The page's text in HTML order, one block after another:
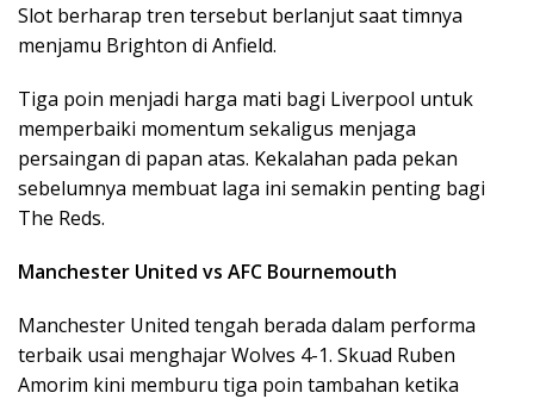
Slot berharap tren tersebut berlanjut saat timnya
menjamu Brighton di Anfield.
Tiga poin menjadi harga mati bagi Liverpool untuk
memperbaiki momentum sekaligus menjaga
persaingan di papan atas. Kekalahan pada pekan
sebelumnya membuat laga ini semakin penting bagi
The Reds.
Manchester United vs AFC Bournemouth
Manchester United tengah berada dalam performa
terbaik usai menghajar Wolves 4-1. Skuad Ruben
Amorim kini memburu tiga poin tambahan ketika